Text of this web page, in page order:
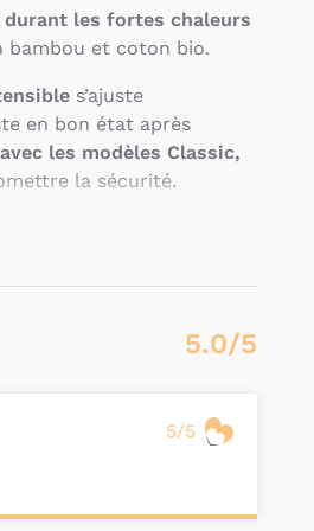
les fortes chaleurs
bambou et coton bio.
s’ajuste
en bon état après
les modèles Classic,
la sécurité.
de la
5.0/5
5/5